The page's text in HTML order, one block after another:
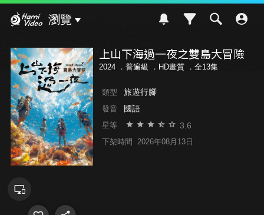
瀏覽
上山下海過一夜之雙島大冒險
2024 ． 普遍級 ．HD畫質 ．全13集
類型 旅遊行腳
發音 國語
星等 3.6
下架時間 2026年08月13日